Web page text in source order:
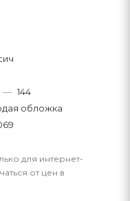
— 144
обложка
для интернет-
от цен в